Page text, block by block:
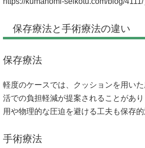
保存療法と手術療法の違い
保存療法
軽度のケースでは、クッションを用い
活での負担軽減が提案されることがあ
用や物理的な圧迫を避ける工夫も保存的
手術療法